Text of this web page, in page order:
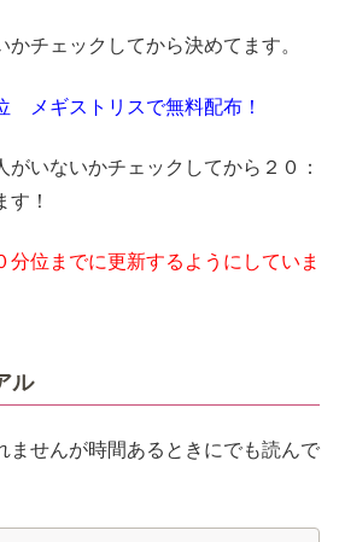
チェックしてから決めてます。
メギストリスで無料配布！
いないかチェックしてから２０：
す！
分位までに更新するようにしていま
ル
ませんが時間あるときにでも読んで